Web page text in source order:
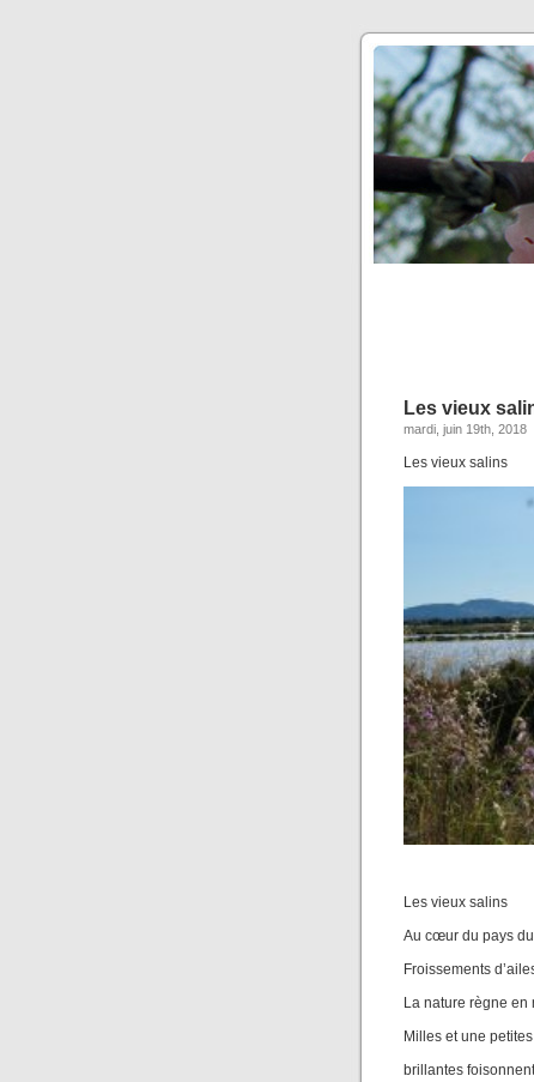
Les vieux
mardi, juin 19th, 2018
Les vieux salins
Les vieux salins
Au cœur du pays
Froissements
La nature règne en
Milles et une
brillantes foisonnent.